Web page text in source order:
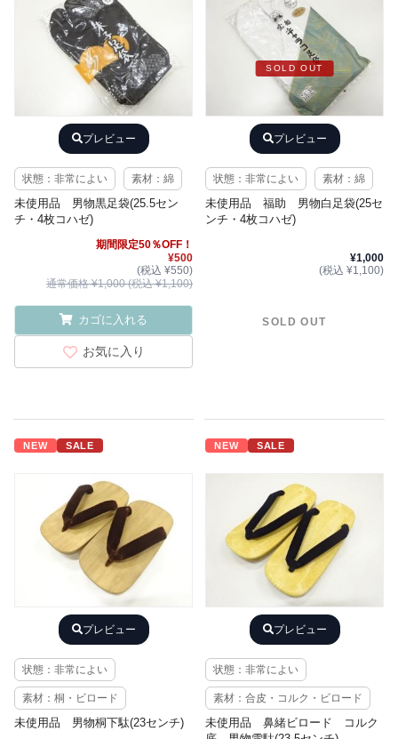
プレビュー
状態：非常によい 素材：綿
未使用品 男物黒足袋(25.5セン
チ・4枚コハゼ)
期間限定50％OFF！
¥500
(税込 ¥550)
通常価格 ¥1,000 (税込 ¥1,100)
カゴに入れる
お気に入り
SOLD OUT
プレビュー
状態：非常によい 素材：綿
未使用品 福助 男物白足袋(25セ
ンチ・4枚コハゼ)
¥1,000
(税込 ¥1,100)
SOLD OUT
NEW SALE
プレビュー
状態：非常によい
素材：桐・ビロード
未使用品 男物桐下駄(23センチ)
NEW SALE
プレビュー
状態：非常によい
素材：合皮・コルク・ビロード
未使用品 鼻緒ビロード コルク